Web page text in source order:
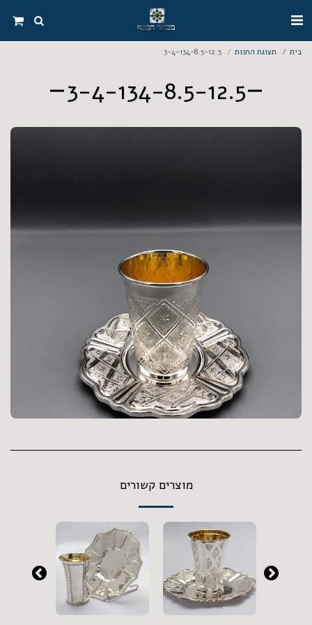
בית תצוגת החנות 3-4-134-8.5-12.5
3-4-134-8.5-12.5
מוצרים קשורים